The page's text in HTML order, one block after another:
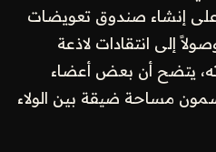
على إنشاء صندوق تعويضات
إلى انتقادات لاذعة
يتضح أن بعض أعضاء
مساحة ضيقة بين الولاء